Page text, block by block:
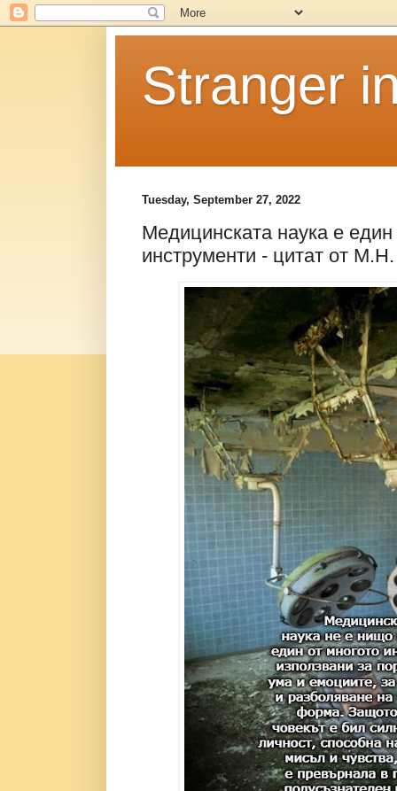
Stranger
Tuesday, September 27, 2022
Медицинската наука е един
инструменти - цитат от